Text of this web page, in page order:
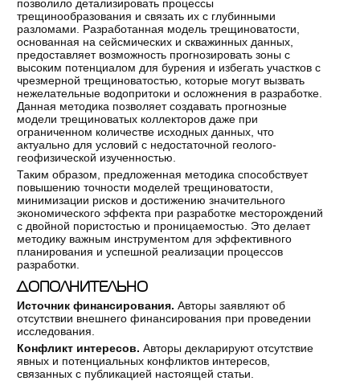
позволило детализировать процессы
трещинообразования и связать их с глубинными
разломами. Разработанная модель трещиноватости,
основанная на сейсмических и скважинных данных,
предоставляет возможность прогнозировать зоны с
высоким потенциалом для бурения и избегать участков с
чрезмерной трещиноватостью, которые могут вызвать
нежелательные водопритоки и осложнения в разработке.
Данная методика позволяет создавать прогнозные
модели трещиноватых коллекторов даже при
ограниченном количестве исходных данных, что
актуально для условий с недостаточной геолого-
геофизической изученностью.
Таким образом, предложенная методика способствует
повышению точности моделей трещиноватости,
минимизации рисков и достижению значительного
экономического эффекта при разработке месторождений
с двойной пористостью и проницаемостью. Это делает
методику важным инструментом для эффективного
планирования и успешной реализации процессов
разработки.
ДОПОЛНИТЕЛЬНО
Источник финансирования. Авторы заявляют об
отсутствии внешнего финансирования при проведении
исследования.
Конфликт интересов. Авторы декларируют отсутствие
явных и потенциальных конфликтов интересов,
связанных с публикацией настоящей статьи.